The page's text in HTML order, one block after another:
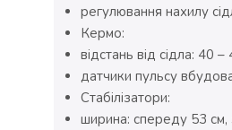
регулювання нахилу
Кермо:
відстань від сідла: 40 –
датчики пульсу
Стабілізатори:
ширина: спереду 53 см,